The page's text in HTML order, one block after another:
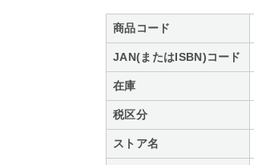
商品コード
JAN(またはISBN)コード
在庫
税区分
ストア名